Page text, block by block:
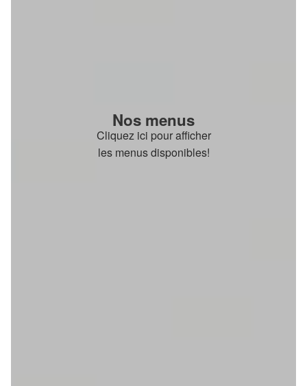
Nos menus
Cliquez ici pour afficher
les menus disponibles!